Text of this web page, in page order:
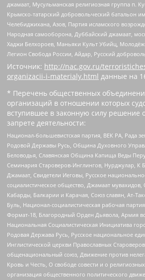
джамаат, Мусульманская религиозная группа п.
Крымско-татарский добровольческий батальон
Челебиджихана, Азов, Партия исламского
Народная самооборона, Дуббайский джамаат,
Хаджи Белхороев, Маньяки Культ Убийц,
Легион Свобода России, Айдар, Русский
Источник: http://nac.gov.ru/
organizacii-i-materialy.html данные на
* Перечень общественных
организаций в отношении которых
вступившее в законную силу решение
запрете деятельности:
Национал-большевистская партия, ВЕК РА, Рада
Родовой Державы Русь, Община Духовного
Беловодья, Славянская Община Капища Веды
Семинария Староверов-Инглингов, Нурджулар, К
Джамаат, Свидетели Иеговы, Русское
социалистическое общество, Джамаат
Кабарды, Балкарии и Карачая, Союз славян, Ат-
Буль, Национал-социалистическая рабочая
Формат-18, Благородный Орден Дьявола, Армия
Национальная Социалистическая Инициатива
Родовая Держава Русь, Русское национальное
Инглистической церкви Православных
общенациональный союз, Движение против
Кровь и Честь, О свободе совести и о
организация общественного политического